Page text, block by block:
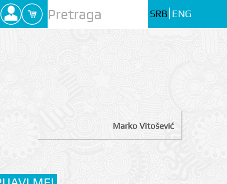
SRB ENG
Marko Vitošević